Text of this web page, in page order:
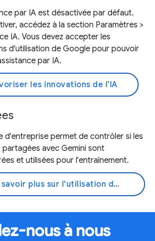
par IA est désactivée par défaut.
accédez à la section Paramètres >
IA. Vous devez accepter les
d'utilisation de Google pour pouvoir
par IA.
les innovations de l'IA
d'entreprise permet de contrôler si les
partagées avec Gemini sont
et utilisées pour l'entraînement.
En savoir plus sur l'utilisation de vos données
nous à nous